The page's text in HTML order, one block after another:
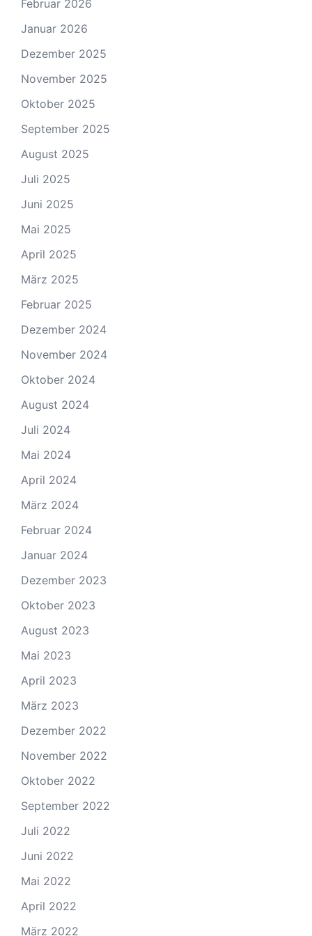
Februar 2026
Januar 2026
Dezember 2025
November 2025
Oktober 2025
September 2025
August 2025
Juli 2025
Juni 2025
Mai 2025
April 2025
März 2025
Februar 2025
Dezember 2024
November 2024
Oktober 2024
August 2024
Juli 2024
Mai 2024
April 2024
März 2024
Februar 2024
Januar 2024
Dezember 2023
Oktober 2023
August 2023
Mai 2023
April 2023
März 2023
Dezember 2022
November 2022
Oktober 2022
September 2022
Juli 2022
Juni 2022
Mai 2022
April 2022
März 2022